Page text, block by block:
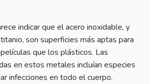
indicar que el acero inoxidable, y
son superficies más aptas para
que los plásticos. Las
en estos metales incluían especies
infecciones en todo el cuerpo.